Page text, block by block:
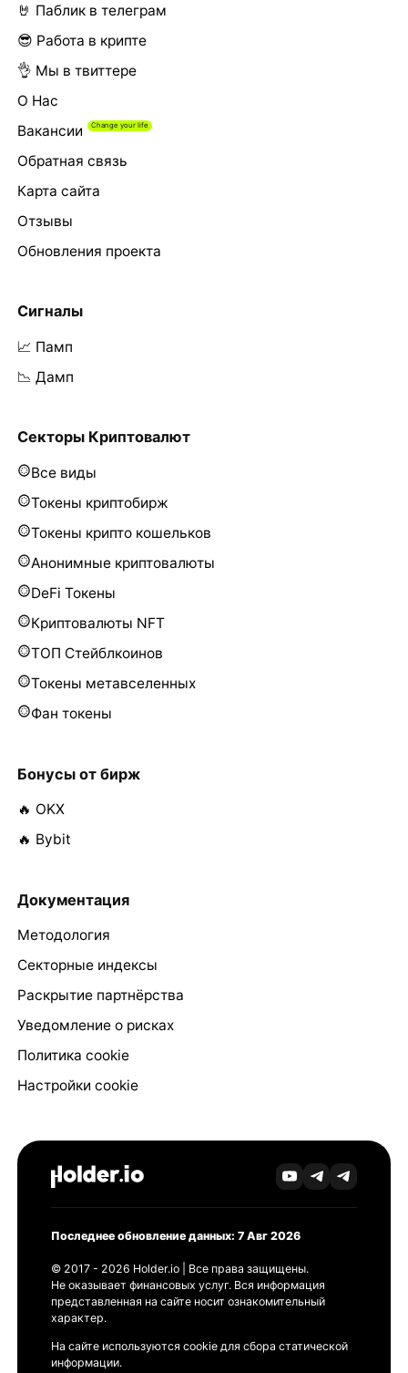
🤘 Паблик в телеграм
😎 Работа в крипте
👌 Мы в твиттере
О Нас
Вакансии
Обратная связь
Карта сайта
Отзывы
Обновления проекта
Сигналы
📈 Памп
📉 Дамп
Секторы Криптовалют
Все виды
Токены криптобирж
Токены крипто кошельков
Анонимные криптовалюты
DeFi Токены
Криптовалюты NFT
ТОП Стейблкоинов
Токены метавселенных
Фан токены
Бонусы от бирж
🔥 OKX
🔥 Bybit
Документация
Методология
Секторные индексы
Раскрытие партнёрства
Уведомление о рисках
Политика cookie
Настройки cookie
Последнее обновление данных: 7 Авг 2026
© 2017 - 2026 Holder.io | Все права защищены.
Не оказывает финансовых услуг. Вся информация
представленная на сайте носит ознакомительный
характер.
На сайте используются cookie для сбора статической
информации.